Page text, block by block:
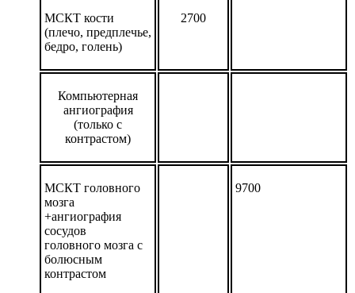
МСКТ кости
(плечо, предплечье,
бедро, голень)
2700
Компьютерная
ангиография
(только с
контрастом)
МСКТ головного
мозга
+ангиография
сосудов
головного мозга с
болюсным
контрастом
9700